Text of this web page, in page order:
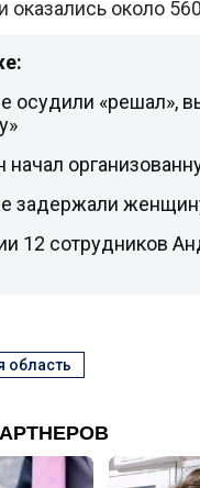
оказались около
осудили «решал»,
начал
задержали
12 сотрудников
область